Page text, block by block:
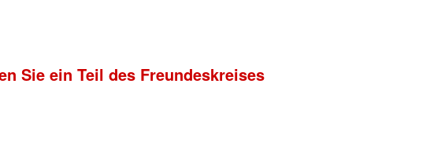
Sie ein Teil des Freundeskreises